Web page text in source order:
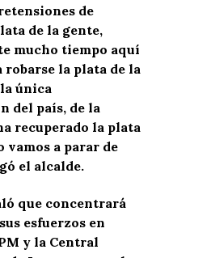
de
de la gente,
mucho tiempo aquí
robarse la plata de la
única
del país, de la
recuperado la plata
vamos a parar de
el alcalde.
que concentrará
esfuerzos en
y la Central